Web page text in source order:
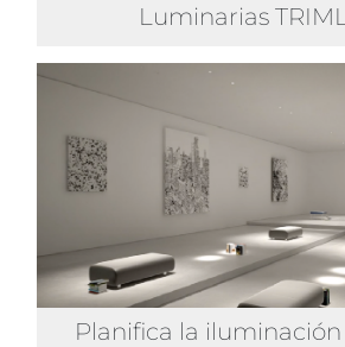
Luminarias
Planifica la